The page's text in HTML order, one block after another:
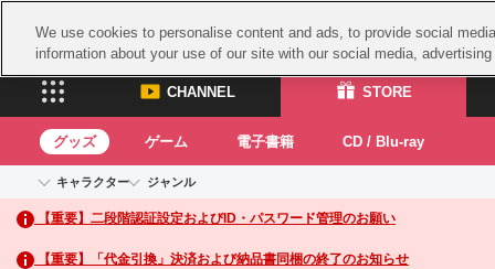
CHANNEL STORE
CHANNEL
ASOBI CHANNEL TOP
STORE
ASOBI STORE
グッズ ゲーム 電子書籍 CD / Blu-ray
キャラクター
アイドルマスターシリーズ
アイドルマスター
ジャンル
イベントグッズ
トイ・ホビー
【重要】二段階認証設定およびID・パスワード管理のお願い
【重要】「代金引換」決済および納品書同梱の終了のお知らせ
We use cookies to personalise content and ads, to provide social
information about your use of our site with our social media,